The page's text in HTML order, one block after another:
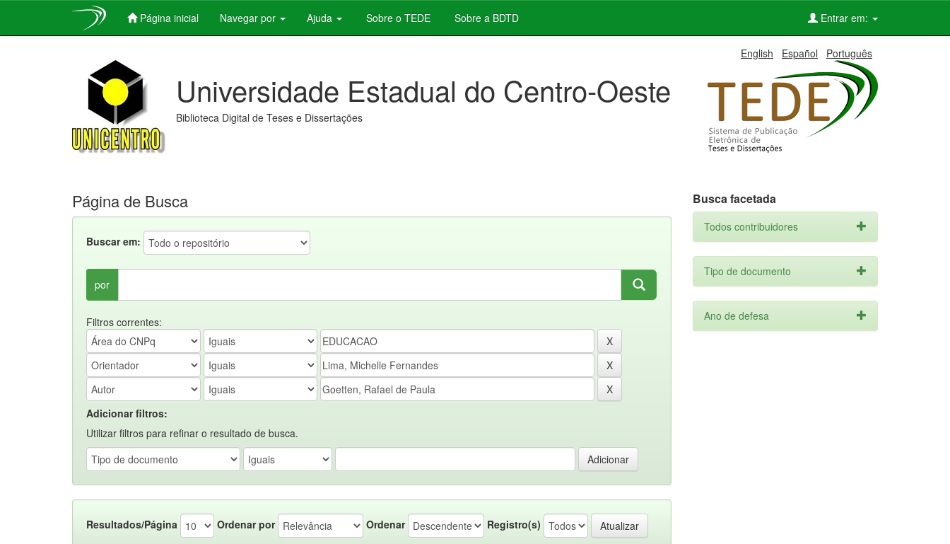
Página inicial Navegar por Ajuda Sobre o TEDE Sobre a BDTD Entrar em:
English Español Português
Universidade Estadual do Centro-Oeste
Biblioteca Digital de Teses e Dissertações
Página de Busca
Buscar em:
por
Filtros correntes:
Adicionar filtros:
Utilizar filtros para refinar o resultado de busca.
Resultados/Página Ordenar por Ordenar Registro(s)
Busca facetada
Todos contribuidores
Tipo de documento
Ano de defesa